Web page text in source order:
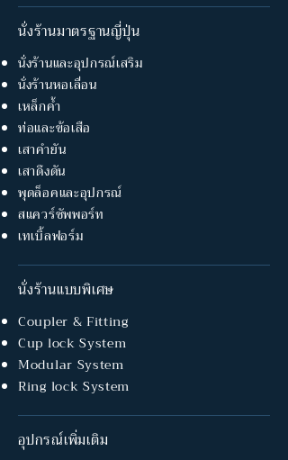
นั่งร้านมาตรฐานญี่ปุ่น
นั่งร้านและอุปกรณ์เสริม
นั่งร้านหอเลื่อน
เหล็กค้ำ
ท่อและข้อเสือ
เสาคำยัน
เสาดึงดัน
พุดล็อคและอุปกรณ์
สแควร์ซัพพอร์ท
เทเบิ้ลฟอร์ม
นั่งร้านแบบพิเศษ
Coupler & Fitting
Cup lock System
Modular System
Ring lock System
อุปกรณ์เพิ่มเติม